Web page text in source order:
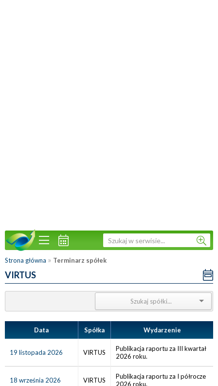
Strona główna » Terminarz spółek
VIRTUS
Data Spółka Wydarzenie
19 listopada 2026 VIRTUS
Publikacja raportu za III kwartał
2026 roku.
18 września 2026 VIRTUS
Publikacja raportu za I półrocze
2026 roku.